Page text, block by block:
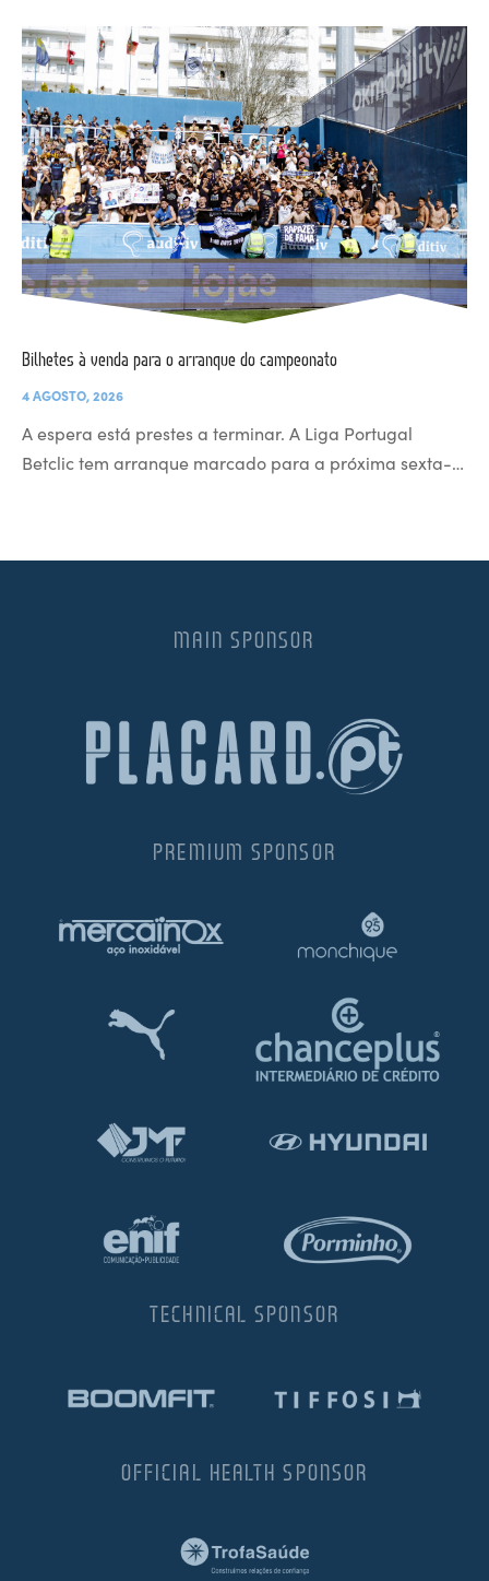
Bilhetes à venda para o arranque do campeonato
4 AGOSTO, 2026
A espera está prestes a terminar. A Liga Portugal
Betclic tem arranque marcado para a próxima sexta-…
MAIN SPONSOR
PREMIUM SPONSOR
TECHNICAL SPONSOR
OFFICIAL HEALTH SPONSOR